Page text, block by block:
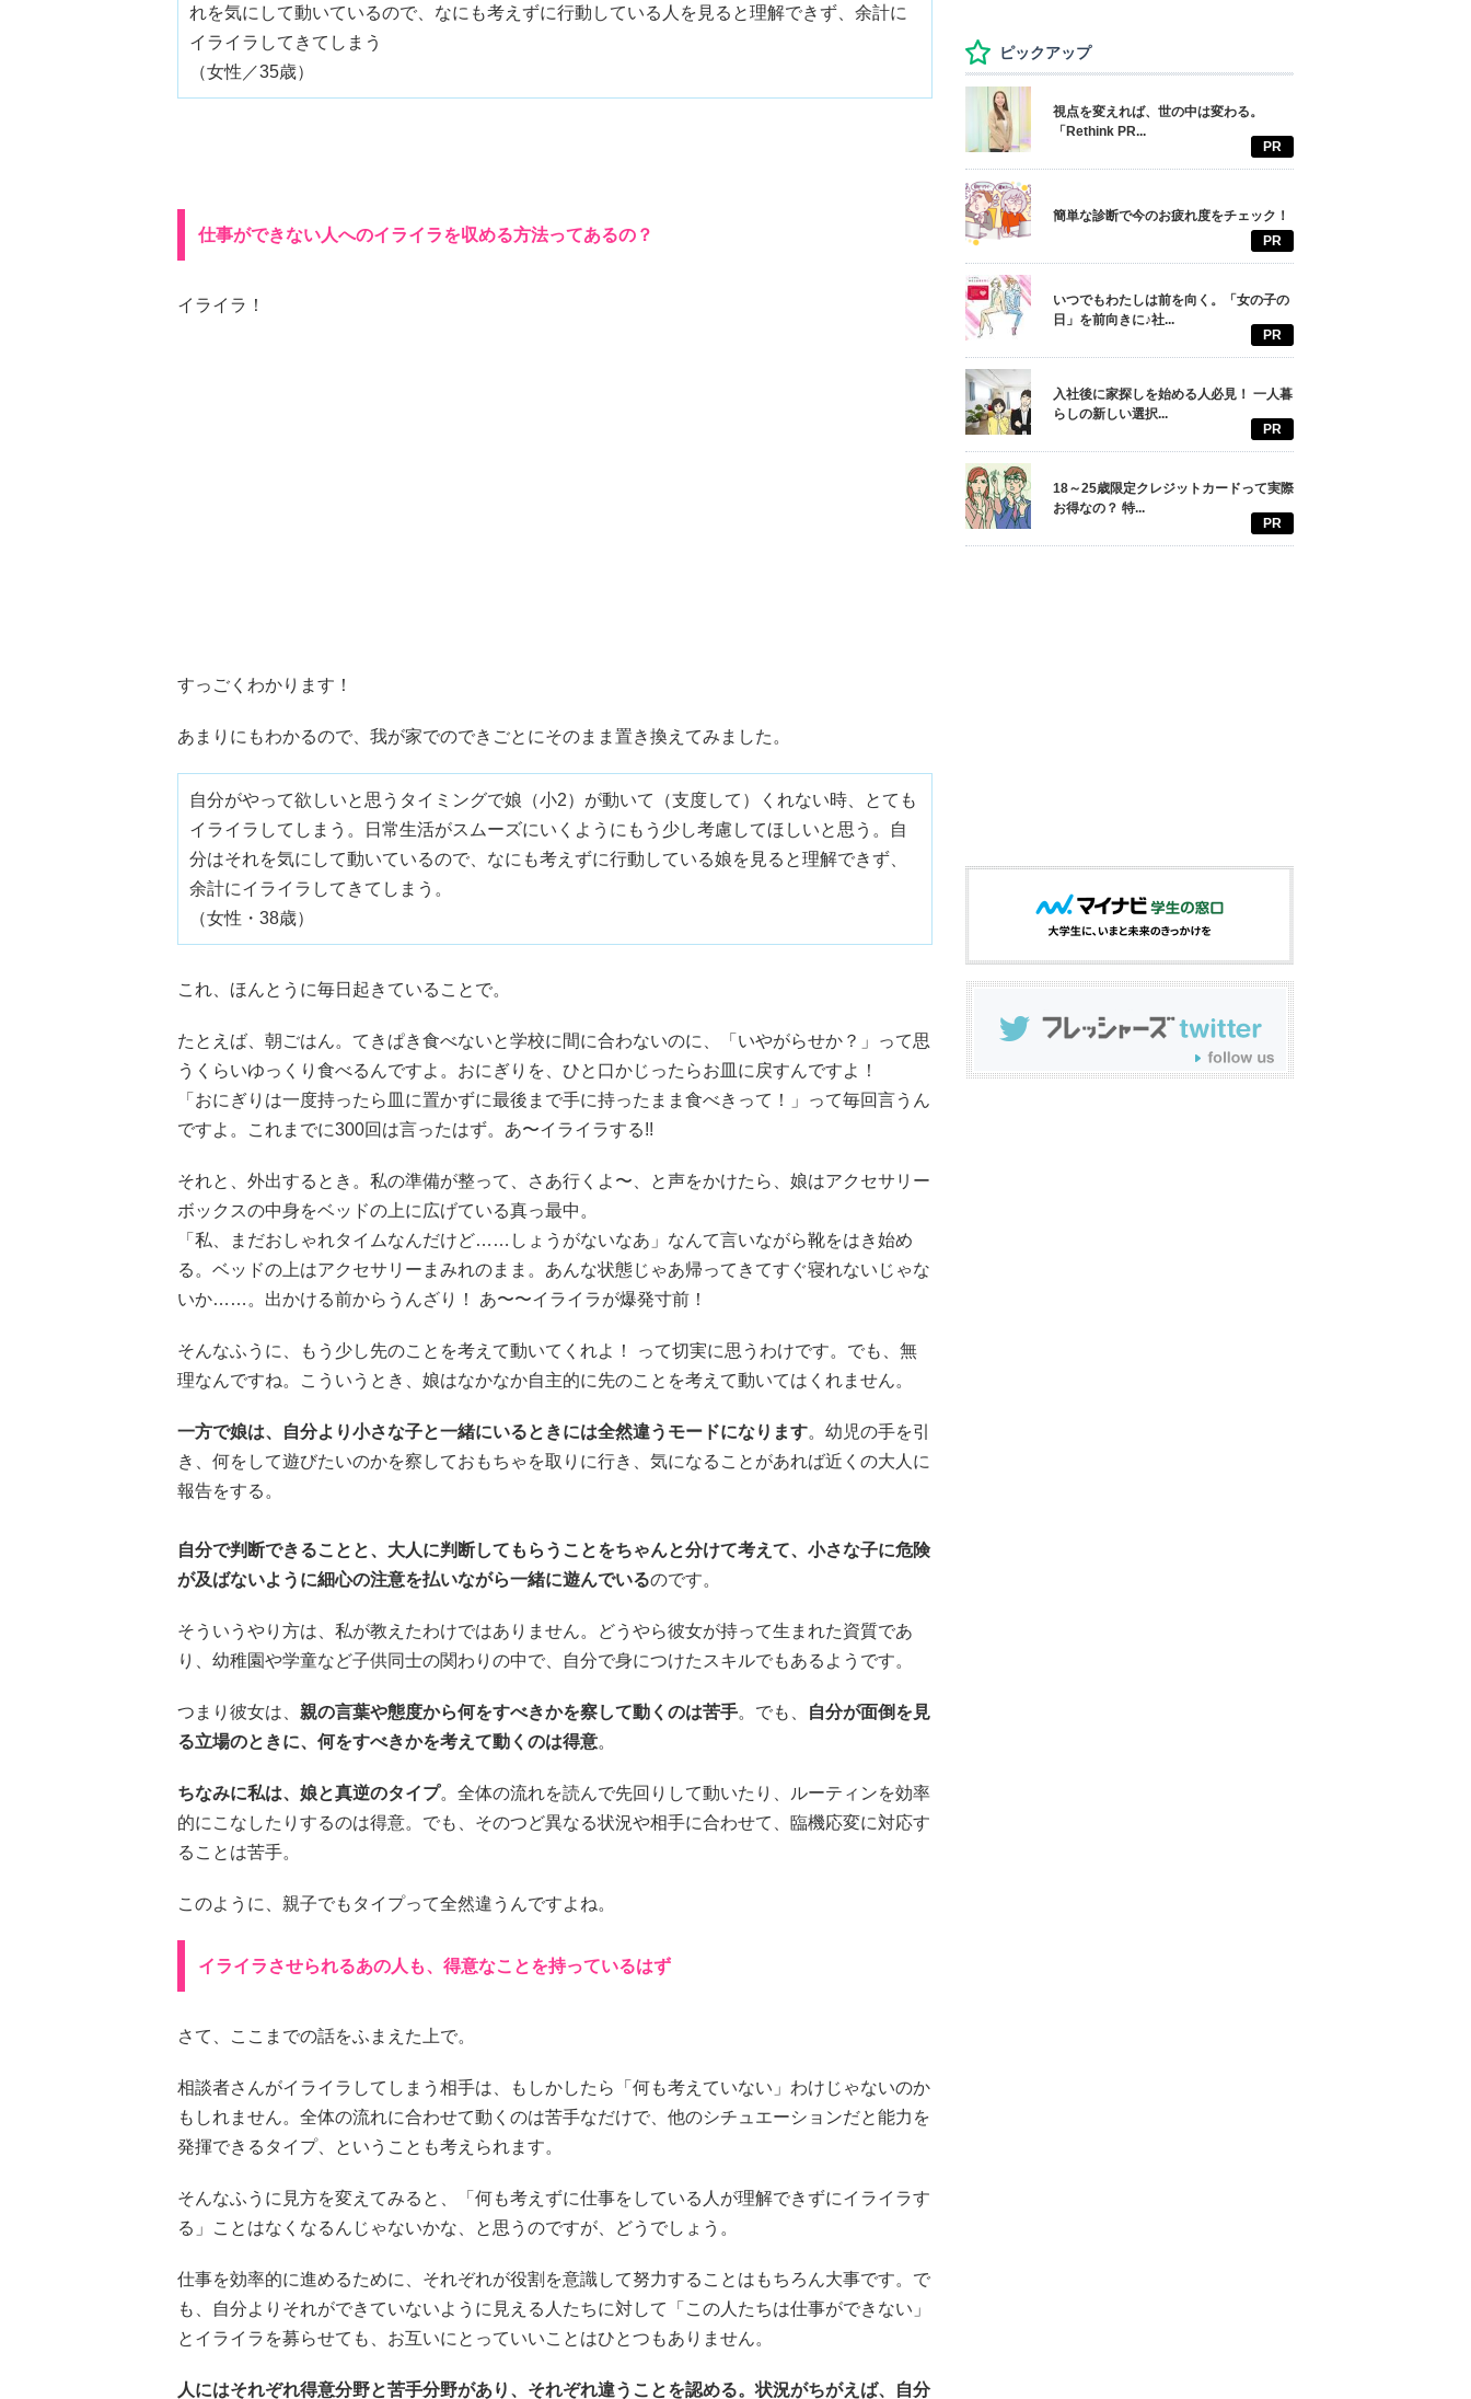
れを気にして動いているので、なにも考えずに行動している人を見ると理解できず、余計に
イライラしてきてしまう
（女性／35歳）
仕事ができない人へのイライラを収める方法ってあるの？
イライラ！
すっごくわかります！
あまりにもわかるので、我が家でのできごとにそのまま置き換えてみました。
自分がやって欲しいと思うタイミングで娘（小2）が動いて（支度して）くれない時、とても
イライラしてしまう。日常生活がスムーズにいくようにもう少し考慮してほしいと思う。自
分はそれを気にして動いているので、なにも考えずに行動している娘を見ると理解できず、
余計にイライラしてきてしまう。
（女性・38歳）
これ、ほんとうに毎日起きていることで。
たとえば、朝ごはん。てきぱき食べないと学校に間に合わないのに、「いやがらせか？」って思
うくらいゆっくり食べるんですよ。おにぎりを、ひと口かじったらお皿に戻すんですよ！
「おにぎりは一度持ったら皿に置かずに最後まで手に持ったまま食べきって！」って毎回言うん
ですよ。これまでに300回は言ったはず。あ〜イライラする!!
それと、外出するとき。私の準備が整って、さあ行くよ〜、と声をかけたら、娘はアクセサリー
ボックスの中身をベッドの上に広げている真っ最中。
「私、まだおしゃれタイムなんだけど……しょうがないなあ」なんて言いながら靴をはき始め
る。ベッドの上はアクセサリーまみれのまま。あんな状態じゃあ帰ってきてすぐ寝れないじゃな
いか……。出かける前からうんざり！ あ〜〜イライラが爆発寸前！
そんなふうに、もう少し先のことを考えて動いてくれよ！ って切実に思うわけです。でも、無
理なんですね。こういうとき、娘はなかなか自主的に先のことを考えて動いてはくれません。
一方で娘は、自分より小さな子と一緒にいるときには全然違うモードになります。幼児の手を引
き、何をして遊びたいのかを察しておもちゃを取りに行き、気になることがあれば近くの大人に
報告をする。
自分で判断できることと、大人に判断してもらうことをちゃんと分けて考えて、小さな子に危険
が及ばないように細心の注意を払いながら一緒に遊んでいるのです。
そういうやり方は、私が教えたわけではありません。どうやら彼女が持って生まれた資質であ
り、幼稚園や学童など子供同士の関わりの中で、自分で身につけたスキルでもあるようです。
つまり彼女は、 親の言葉や態度から何をすべきかを察して動くのは苦手。でも、
自分が面倒を見
る立場のときに、何をすべきかを考えて動くのは得意。
ちなみに私は、娘と真逆のタイプ。全体の流れを読んで先回りして動いたり、ルーティンを効率
的にこなしたりするのは得意。でも、そのつど異なる状況や相手に合わせて、臨機応変に対応す
ることは苦手。
このように、親子でもタイプって全然違うんですよね。
イライラさせられるあの人も、得意なことを持っているはず
さて、ここまでの話をふまえた上で。
相談者さんがイライラしてしまう相手は、もしかしたら「何も考えていない」わけじゃないのか
もしれません。全体の流れに合わせて動くのは苦手なだけで、他のシチュエーションだと能力を
発揮できるタイプ、ということも考えられます。
そんなふうに見方を変えてみると、「何も考えずに仕事をしている人が理解できずにイライラす
る」ことはなくなるんじゃないかな、と思うのですが、どうでしょう。
仕事を効率的に進めるために、それぞれが役割を意識して努力することはもちろん大事です。で
も、自分よりそれができていないように見える人たちに対して「この人たちは仕事ができない」
とイライラを募らせても、お互いにとっていいことはひとつもありません。
人にはそれぞれ得意分野と苦手分野があり、それぞれ違うことを認める。状況がちがえば、自分
ピックアップ
視点を変えれば、世の中は変わる。
「Rethink PR...
PR
簡単な診断で今のお疲れ度をチェック！
PR
いつでもわたしは前を向く。「女の子の
日」を前向きに♪社...
PR
入社後に家探しを始める人必見！ 一人暮
らしの新しい選択...
PR
18～25歳限定クレジットカードって実際
お得なの？ 特...
PR